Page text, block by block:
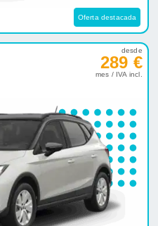
Oferta destacada
desde
289 €
mes / IVA incl.